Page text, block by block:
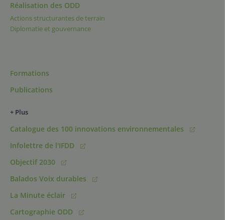
Réalisation des ODD
Actions structurantes de terrain
Diplomatie et gouvernance
Formations
Publications
+ Plus
Catalogue des 100 innovations environnementales
Infolettre de l'IFDD
Objectif 2030
Balados Voix durables
La Minute éclair
Cartographie ODD